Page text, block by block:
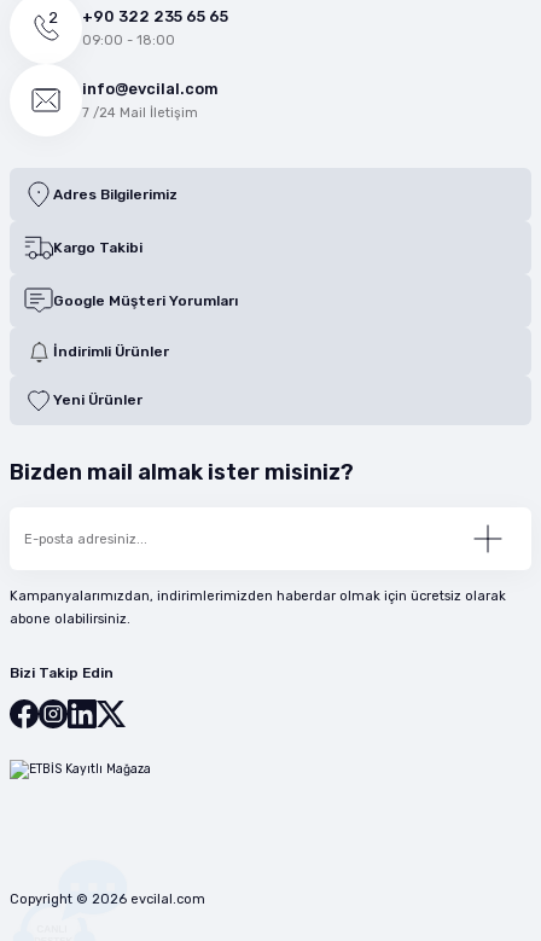
+90 322 235 65 65
09:00 - 18:00
info@evcilal.com
7 /24 Mail İletişim
Adres Bilgilerimiz
Kargo Takibi
Google Müşteri Yorumları
İndirimli Ürünler
Yeni Ürünler
Bizden mail almak ister misiniz?
Kampanyalarımızdan, indirimlerimizden haberdar olmak için ücretsiz olarak
abone olabilirsiniz.
Bizi Takip Edin
Copyright © 2026 evcilal.com